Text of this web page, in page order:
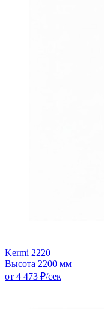
Kermi 2220
Высота 2200 мм
от 4 473 ₽/сек